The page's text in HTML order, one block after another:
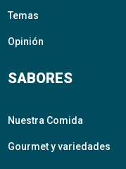
Temas
Opinión
SABORES
Nuestra Comida
Gourmet y variedades